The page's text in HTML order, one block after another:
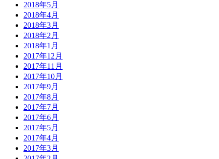
2018年5月
2018年4月
2018年3月
2018年2月
2018年1月
2017年12月
2017年11月
2017年10月
2017年9月
2017年8月
2017年7月
2017年6月
2017年5月
2017年4月
2017年3月